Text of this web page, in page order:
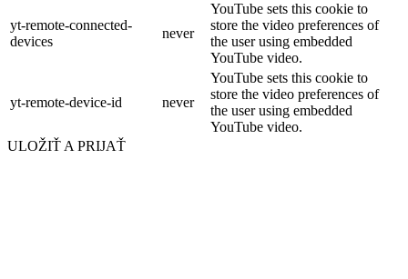
yt-remote-connected-
devices
never
YouTube sets this cookie to
store the video preferences of
the user using embedded
YouTube video.
yt-remote-device-id never
YouTube sets this cookie to
store the video preferences of
the user using embedded
YouTube video.
ULOŽIŤ A PRIJAŤ